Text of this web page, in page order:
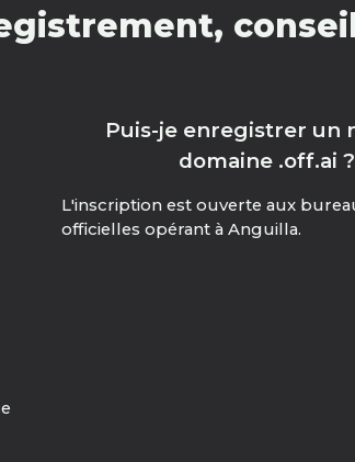
Puis-je enregistrer un
domaine .off.ai ?
L'inscription est ouverte aux
officielles opérant à Anguilla.